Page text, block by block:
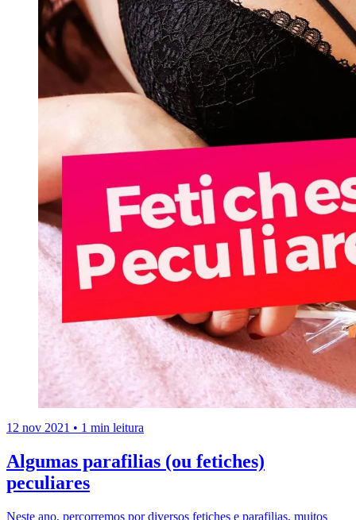
12 nov 2021 • 1 min leitura
Algumas parafilias (ou fetiches)
peculiares
Neste ano, percorremos por diversos fetiches e parafilias, muitos